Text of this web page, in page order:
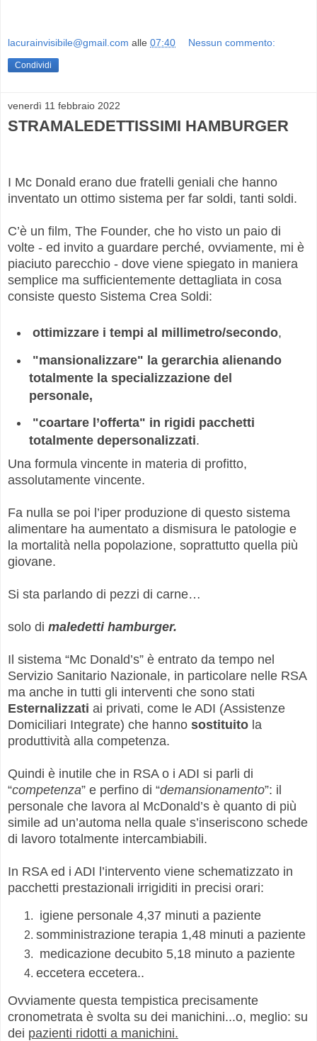
lacurainvisibile@gmail.com alle 07:40 Nessun commento:
Condividi
venerdì 11 febbraio 2022
STRAMALEDETTISSIMI HAMBURGER
I Mc Donald erano due fratelli geniali che hanno
inventato un ottimo sistema per far soldi, tanti soldi.
C’è un film, The Founder, che ho visto un paio di
volte - ed invito a guardare perché, ovviamente, mi è
piaciuto parecchio - dove viene spiegato in maniera
semplice ma sufficientemente dettagliata in cosa
consiste questo Sistema Crea Soldi:
ottimizzare i tempi al millimetro/secondo,
"mansionalizzare" la gerarchia alienando
totalmente la specializzazione del
personale,
"coartare l’offerta" in rigidi pacchetti
totalmente depersonalizzati.
Una formula vincente in materia di profitto,
assolutamente vincente.
Fa nulla se poi l’iper produzione di questo sistema
alimentare ha aumentato a dismisura le patologie e
la mortalità nella popolazione, soprattutto quella più
giovane.
Si sta parlando di pezzi di carne…
solo di maledetti hamburger.
Il sistema “Mc Donald’s” è entrato da tempo nel
Servizio Sanitario Nazionale, in particolare nelle RSA
ma anche in tutti gli interventi che sono stati
Esternalizzati ai privati, come le ADI (Assistenze
Domiciliari Integrate) che hanno sostituito la
produttività alla competenza.
Quindi è inutile che in RSA o i ADI si parli di
“competenza” e perfino di “demansionamento”: il
personale che lavora al McDonald’s è quanto di più
simile ad un’automa nella quale s’inseriscono schede
di lavoro totalmente intercambiabili.
In RSA ed i ADI l’intervento viene schematizzato in
pacchetti prestazionali irrigiditi in precisi orari:
igiene personale 4,37 minuti a paziente
somministrazione terapia 1,48 minuti a paziente
medicazione decubito 5,18 minuto a paziente
eccetera eccetera..
Ovviamente questa tempistica precisamente
cronometrata è svolta su dei manichini...o, meglio: su
dei pazienti ridotti a manichini.